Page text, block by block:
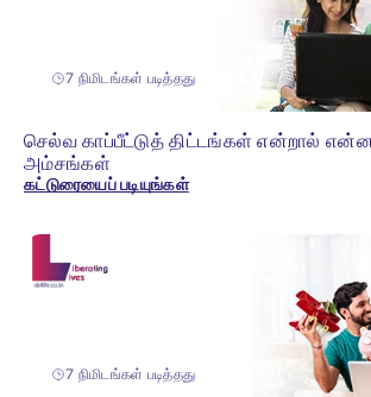
7 நிமிடங்கள் படித்தது
செல்வ காப்பீட்டுத் திட்டங்கள் என்றால் என்ன
அம்சங்கள்
கட்டுரையைப் படியுங்கள்
7 நிமிடங்கள் படித்தது